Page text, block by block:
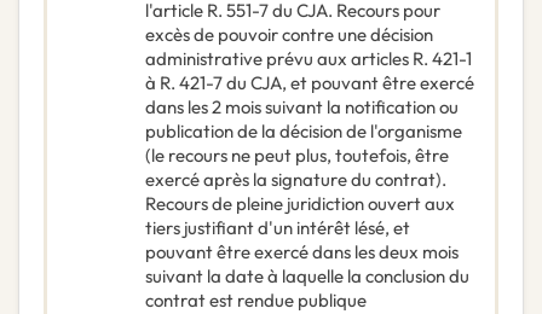
l'article R. 551-7 du CJA. Recours pour
excès de pouvoir contre une décision
administrative prévu aux articles R. 421-1
à R. 421-7 du CJA, et pouvant être exercé
dans les 2 mois suivant la notification ou
publication de la décision de l'organisme
(le recours ne peut plus, toutefois, être
exercé après la signature du contrat).
Recours de pleine juridiction ouvert aux
tiers justifiant d'un intérêt lésé, et
pouvant être exercé dans les deux mois
suivant la date à laquelle la conclusion du
contrat est rendue publique